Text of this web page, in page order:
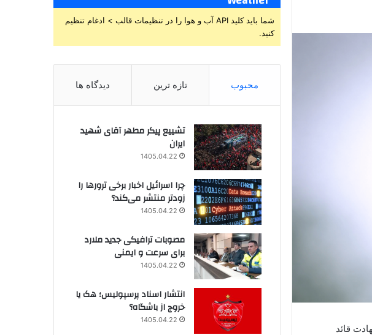
قائد
شما باید کلید API آب و هوا را در تنظیمات قالب > ادغام تنظیم
کنید.
محبوب تازه ترین دیدگاه ها
تشییع پیکر مطهر آقای شهید
ایران
1405.04.22
چرا اسرائیل اخبار برخی ترورها را
زودتر منتشر می‌کند؟
1405.04.22
مصوبات ترافیکی جدید ملارد
برای سرعت و ایمنی
1405.04.22
انتشار اسناد پرسپولیس؛ هک یا
خروج از باشگاه؟
1405.04.22